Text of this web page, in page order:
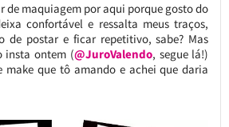
de maquiagem por aqui porque gosto do
confortável e ressalta meus traços,
de postar e ficar repetitivo, sabe? Mas
insta ontem (@JuroValendo, segue lá!)
make que tô amando e achei que daria